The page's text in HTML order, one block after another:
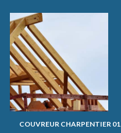
COUVREUR CHARPENTIER 01